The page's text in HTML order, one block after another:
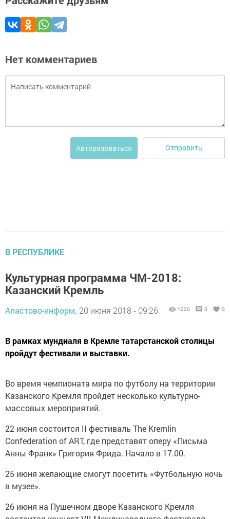
Нет комментариев
Авторизоваться Отправить
В РЕСПУБЛИКЕ
Культурная программа ЧМ-2018:
Казанский Кремль
Апастово-информ, 20 июня 2018 - 09:26 1220 0 0
В рамках мундиаля в Кремле татарстанской столицы
пройдут фестивали и выставки.
Во время чемпионата мира по футболу на территории
Казанского Кремля пройдет несколько культурно-
массовых мероприятий.
22 июня состоится II фестиваль The Kremlin
Confederation of ART, где представят оперу «Письма
Анны Франк» Григория Фрида. Начало в 17.00.
25 июня желающие смогут посетить «Футбольную ночь
в музее».
26 июня на Пушечном дворе Казанского Кремля